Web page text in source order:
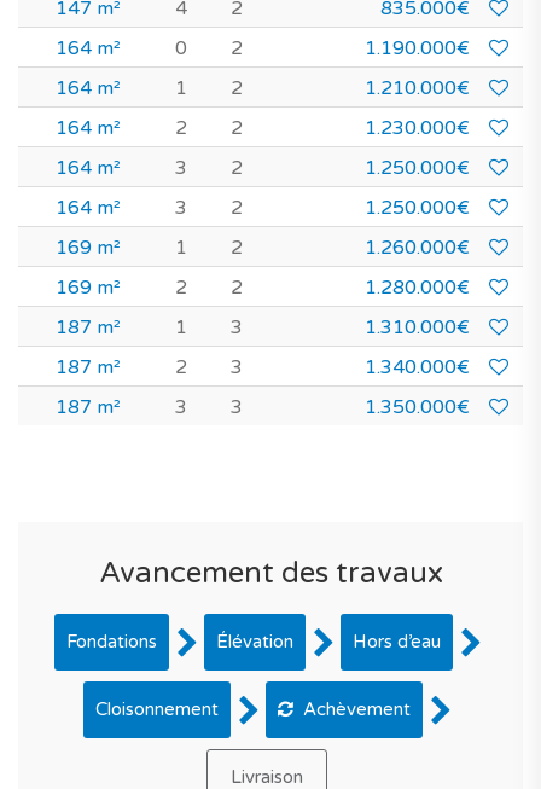
147 m²
4 2
835.000€
164 m²
0 2
1.190.000€
164 m²
1 2
1.210.000€
164 m²
2 2
1.230.000€
164 m²
3 2
1.250.000€
164 m²
3 2
1.250.000€
169 m²
1 2
1.260.000€
169 m²
2 2
1.280.000€
187 m²
1 3
1.310.000€
187 m²
2 3
1.340.000€
187 m²
3 3 1.350.000€
Avancement des travaux
Fondations Élévation Hors d’eau
Cloisonnement Achèvement
Livraison